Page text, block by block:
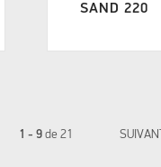
SAND 220
1 - 9de 21 SUIVANT